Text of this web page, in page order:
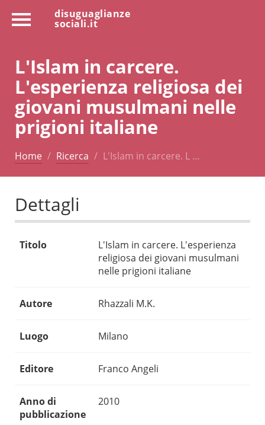
disuguaglianze
sociali.it
L'Islam in carcere.
L'esperienza religiosa dei
giovani musulmani nelle
prigioni italiane
Home Ricerca L'Islam in carcere. L …
Dettagli
Titolo
L'Islam in carcere. L'esperienza
religiosa dei giovani musulmani
nelle prigioni italiane
Autore Rhazzali M.K.
Luogo Milano
Editore Franco Angeli
Anno di
pubblicazione
2010